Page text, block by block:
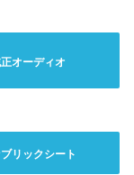
オーディオ
リックシート